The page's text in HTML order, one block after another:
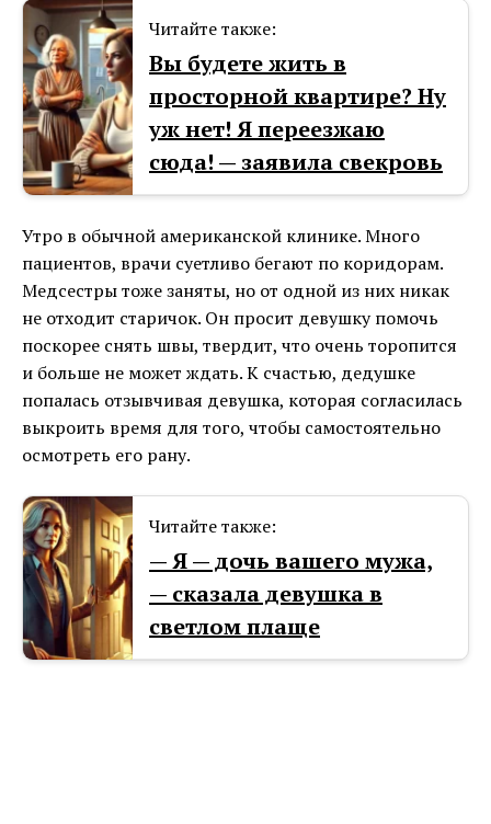
Читайте также:
Вы будете жить в
просторной квартире? Ну
уж нет! Я переезжаю
сюда! — заявила свекровь
Утро в обычной американской клинике. Много
пациентов, врачи суетливо бегают по коридорам.
Медсестры тоже заняты, но от одной из них никак
не отходит старичок. Он просит девушку помочь
поскорее снять швы, твердит, что очень торопится
и больше не может ждать. К счастью, дедушке
попалась отзывчивая девушка, которая согласилась
выкроить время для того, чтобы самостоятельно
осмотреть его рану.
Читайте также:
— Я — дочь вашего мужа,
— сказала девушка в
светлом плаще